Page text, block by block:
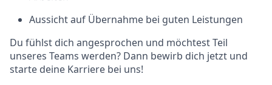
Aussicht auf Übernahme bei guten Leistungen
Du fühlst dich angesprochen und möchtest Teil
unseres Teams werden? Dann bewirb dich jetzt und
starte deine Karriere bei uns!